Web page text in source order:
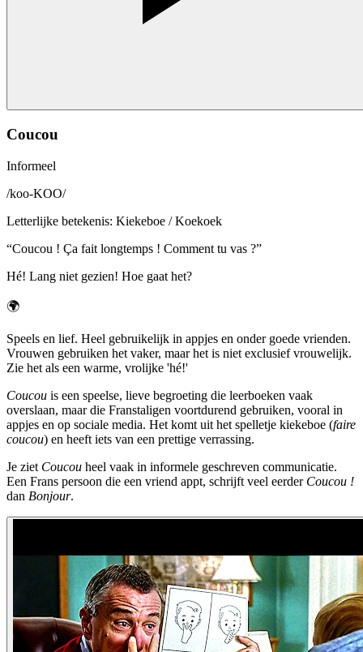
Coucou
Informeel
/koo-KOO/
Letterlijke betekenis: Kiekeboe / Koekoek
“Coucou ! Ça fait longtemps ! Comment tu vas ?”
Hé! Lang niet gezien! Hoe gaat het?
🌍
Speels en lief. Heel gebruikelijk in appjes en onder goede vrienden.
Vrouwen gebruiken het vaker, maar het is niet exclusief vrouwelijk.
Zie het als een warme, vrolijke 'hé!'
Coucou is een speelse, lieve begroeting die leerboeken vaak
overslaan, maar die Franstaligen voortdurend gebruiken, vooral in
appjes en op sociale media. Het komt uit het spelletje kiekeboe (faire
coucou) en heeft iets van een prettige verrassing.
Je ziet Coucou heel vaak in informele geschreven communicatie.
Een Frans persoon die een vriend appt, schrijft veel eerder Coucou !
dan Bonjour.